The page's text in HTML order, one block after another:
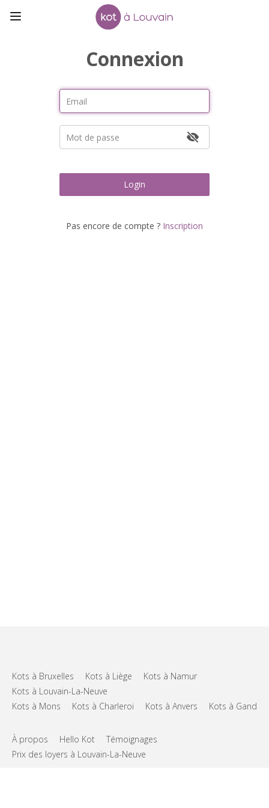
Connexion
Login
Pas encore de compte ? Inscription
Kots à Bruxelles Kots à Liège
Kots à Namur
Kots à Louvain-La-Neuve
Kots à Mons
Kots à Charleroi Kots à Anvers Kots à Gand
À propos Hello Kot
Témoignages
Prix des loyers à Louvain-La-Neuve